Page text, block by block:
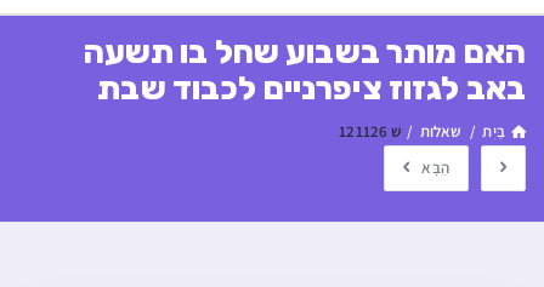
האם מותר בשבוע שחל בו תשעה
באב לגזוז ציפרניים לכבוד שבת
בַּיִת / שאלות / ש 121126
הַבָּא